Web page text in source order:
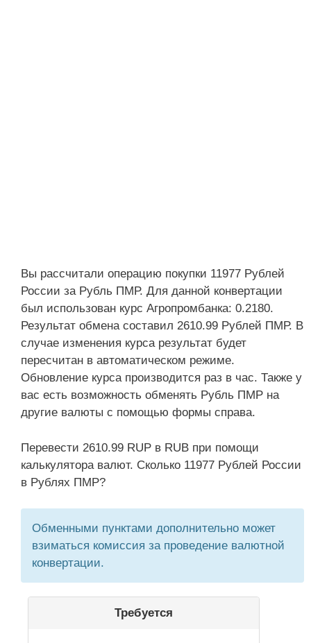
Вы рассчитали операцию покупки 11977 Рублей
России за Рубль ПМР. Для данной конвертации
был использован курс Агропромбанка: 0.2180.
Результат обмена составил 2610.99 Рублей ПМР. В
случае изменения курса результат будет
пересчитан в автоматическом режиме.
Обновление курса производится раз в час. Также у
вас есть возможность обменять Рубль ПМР на
другие валюты с помощью формы справа.
Перевести 2610.99 RUP в RUB при помощи
калькулятора валют. Сколько 11977 Рублей России
в Рублях ПМР?
Обменными пунктами дополнительно может
взиматься комиссия за проведение валютной
конвертации.
Требуется